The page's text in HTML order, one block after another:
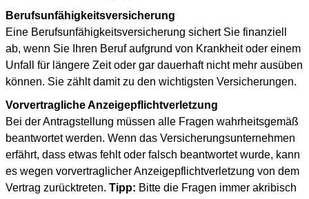
Berufsunfähigkeits­versicherung
Eine Berufsunfähigkeitsversicherung sichert Sie finanziell
ab, wenn Sie Ihren Beruf aufgrund von Krankheit oder einem
Unfall für längere Zeit oder gar dauerhaft nicht mehr ausüben
können. Sie zählt damit zu den wichtigsten Versicherungen.
Vorvertragliche Anzeigepflichtverletzung
Bei der Antragstellung müssen alle Fragen wahrheitsgemäß
beantwortet werden. Wenn das Versicherungsunternehmen
erfährt, dass etwas fehlt oder falsch beantwortet wurde, kann
es wegen vorvertraglicher Anzeigepflichtverletzung von dem
Vertrag zurücktreten. Tipp: Bitte die Fragen immer akribisch